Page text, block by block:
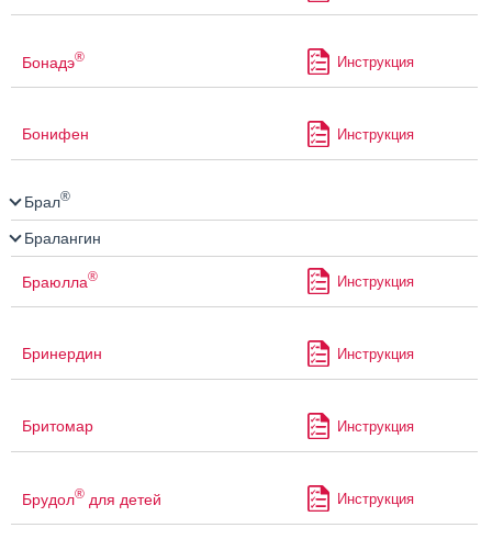
Бонадэ® Инструкция
Бонифен Инструкция
Брал®
Бралангин
Браюлла® Инструкция
Бринердин Инструкция
Бритомар Инструкция
Брудол® для детей Инструкция